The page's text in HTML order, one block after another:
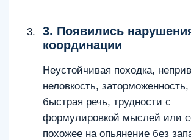
3. Появились
координации
Неустойчивая походка,
неловкость,
быстрая речь, трудности с
формулировкой мыслей или
похожее на опьянение без